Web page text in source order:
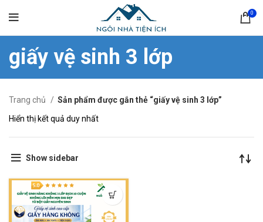
0
giấy vệ sinh 3 lớp
Trang chủ
Sản phẩm được gắn thẻ “giấy vệ sinh 3 lớp”
Hiển thị kết quả duy nhất
Show sidebar